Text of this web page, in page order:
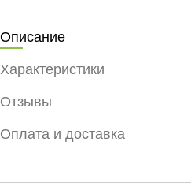
Описание
Характеристики
Отзывы
Оплата и доставка